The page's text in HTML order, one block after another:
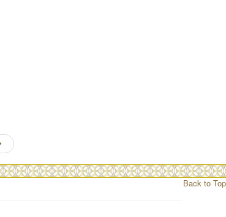
Back to Top